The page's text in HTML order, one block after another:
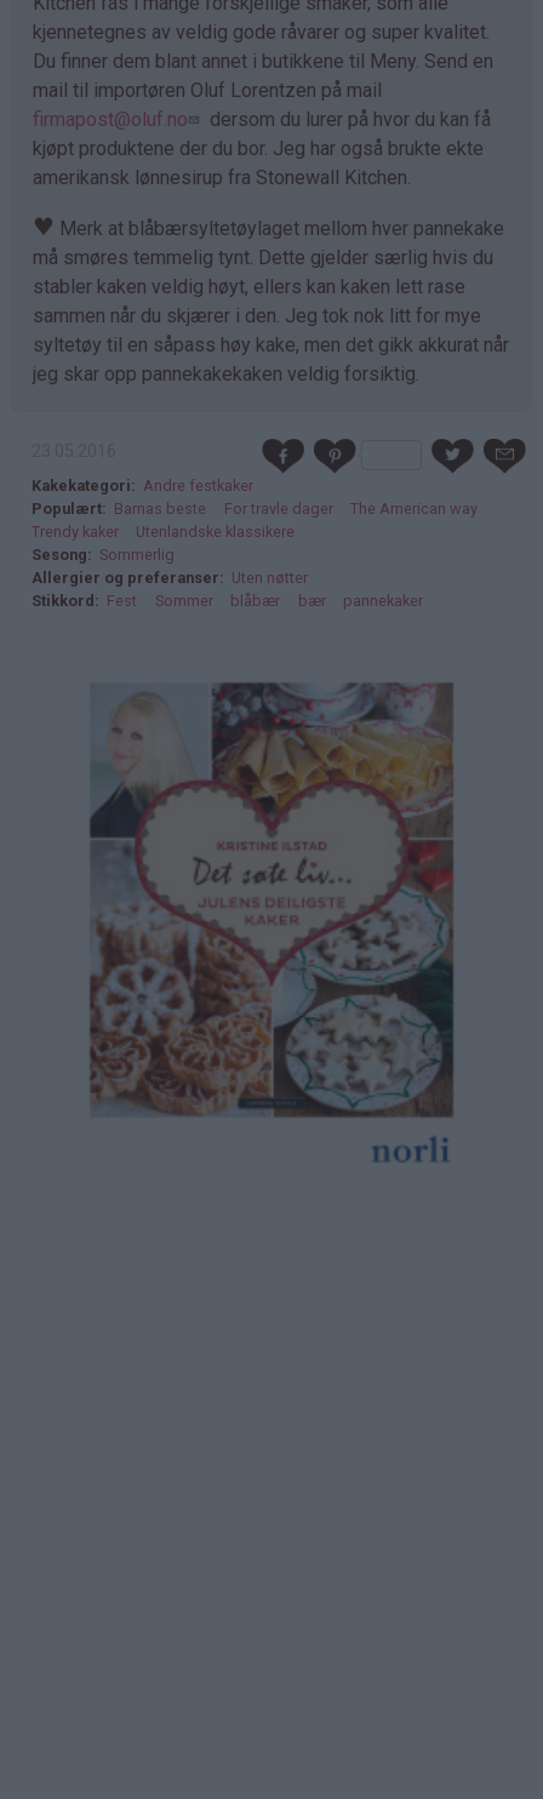
kjennetegnes av veldig gode råvarer og super kvalitet.
Du finner dem blant annet i butikkene til Meny. Send en
mail til importøren Oluf Lorentzen på mail
firmapost@oluf.no
dersom du lurer på hvor du kan få
kjøpt produktene der du bor. Jeg har også brukte ekte
amerikansk lønnesirup fra Stonewall Kitchen.
♥ Merk at blåbærsyltetøylaget mellom hver pannekake
må smøres temmelig tynt. Dette gjelder særlig hvis du
stabler kaken veldig høyt, ellers kan kaken lett rase
sammen når du skjærer i den. Jeg tok nok litt for mye
syltetøy til en såpass høy kake, men det gikk akkurat når
jeg skar opp pannekakekaken veldig forsiktig.
Kakekategori
Andre festkaker
Populært
Barnas beste For travle dager
The American way
Trendy kaker
Utenlandske klassikere
Sesong
Sommerlig
Allergier og preferanser
Uten nøtter
Stikkord
Fest Sommer blåbær bær pannekaker